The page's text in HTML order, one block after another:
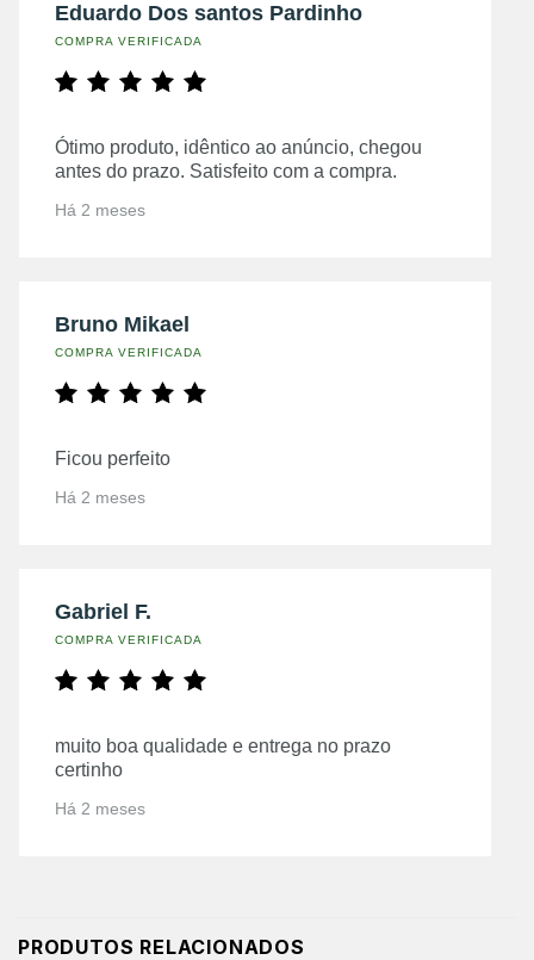
Eduardo Dos santos Pardinho
COMPRA VERIFICADA
Ótimo produto, idêntico ao anúncio, chegou
antes do prazo. Satisfeito com a compra.
Há 2 meses
Bruno Mikael
COMPRA VERIFICADA
Ficou perfeito
Há 2 meses
Gabriel F.
COMPRA VERIFICADA
muito boa qualidade e entrega no prazo
certinho
Há 2 meses
PRODUTOS RELACIONADOS